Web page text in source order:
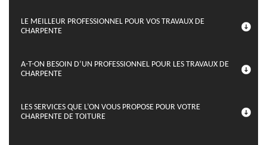
LE MEILLEUR PROFESSIONNEL POUR VOS TRAVAUX DE
CHARPENTE
A-T-ON BESOIN D’UN PROFESSIONNEL POUR LES TRAVAUX DE
CHARPENTE
LES SERVICES QUE L’ON VOUS PROPOSE POUR VOTRE
CHARPENTE DE TOITURE